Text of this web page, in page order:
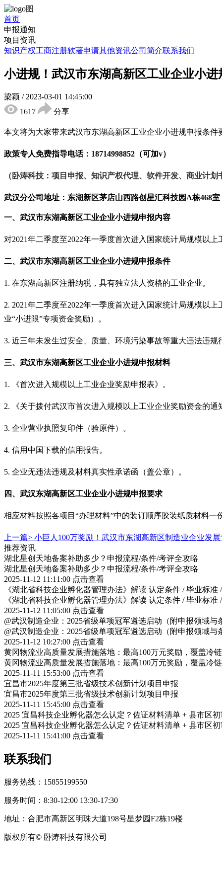
首页
申报通知
项目资讯
知识产权工商注册软著申请其他资讯公司简介联系我们
小进规！武汉市东湖高新区工业企业小
梁颖 / 2023-03-01 14:45:00
1617
分享
本文将为大家带来武汉市东湖高新区工业企业小进规申报条
政策专人免费指导电话： 18714998852（可加v）
（卧涛科技：项目申报、知识产权代理、软件开发、商业计
武汉分公司地址：东湖新区茅店山西路创星汇科技园 A栋468室
一、 武汉市东湖高新区工业企业小进规申报内容
对2021年二季度至2022年一季度首次进入国家统计局规模以
二、 武汉市东湖高新区工业企业小进规申报条件
1. 在东湖高新区注册纳税，具有独立法人资格的工业企业。
2. 2021年二季度至2022年一季度首次进入国家统计局规模以
业“小进限”专项资金奖励）。
3. 近三年未发生过安全、质量、环境污染事故等重大违法违规
三、 武汉市东湖高新区工业企业小进规申报材料
1. 《首次进入规模以上工业企业奖励申报表》。
2. 《关于拨付武汉市首次进入规模以上工业企业奖励资金的
3. 企业营业执照复印件（验原件）。
4. 信用中国下载的信用报告。
5. 企业无违法违规及材料真实性承诺函（盖公章）。
四、 武汉东湖高新区工业企业小进规申报要求
相应材料按照各项目 “办理材料”中的装订顺序胶装纸质材料
上一篇> 小巨人100万奖励！武汉市东湖高新区制造业企业发
推荐资讯
湖北星创天地备案补助多少？申报流程/条件/考评全攻略
湖北星创天地备案补助多少？申报流程/条件/考评全攻略
2025-11-12 11:11:00 点击查看
《湖北省科技企业孵化器管理办法》解读 认定条件 / 毕业标准
《湖北省科技企业孵化器管理办法》解读 认定条件 / 毕业标准
2025-11-12 11:05:00 点击查看
@武汉制造企业：2025省级单项冠军遴选启动（附申报领域与
@武汉制造企业：2025省级单项冠军遴选启动（附申报领域与
2025-11-12 10:27:00 点击查看
黄冈物流业高质量发展措施落地：最高100万元奖励，覆盖冷
黄冈物流业高质量发展措施落地：最高100万元奖励，覆盖冷
2025-11-11 15:53:00 点击查看
宜昌市2025年度第三批省级技术创新计划项目申报
宜昌市2025年度第三批省级技术创新计划项目申报
2025-11-11 15:45:00 点击查看
2025 宜昌科技企业孵化器怎么认定？佐证材料清单 + 县市区
2025 宜昌科技企业孵化器怎么认定？佐证材料清单 + 县市区
2025-11-11 15:41:00 点击查看
联系我们
服务热线：15855199550
服务时间：8:30-12:00 13:30-17:30
地址：合肥市高新区明珠大道198号星梦园F2栋19楼
版权所有© 卧涛科技有限公司